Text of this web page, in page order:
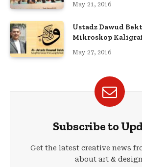
May 21, 2016
Ustadz Dawud
Mikroskop
May 27, 2016
Subscribe to
Get the latest creative news
about art &